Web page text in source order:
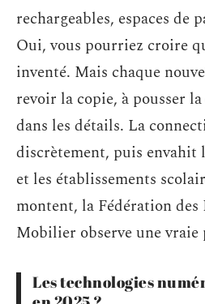
rechargeables, espaces de
Oui, vous pourriez croire
inventé. Mais chaque
revoir la copie, à pousser
dans les détails. La
discrètement, puis envahit
et les établissements
montent, la Fédération
Mobilier observe une vraie
Les technologies